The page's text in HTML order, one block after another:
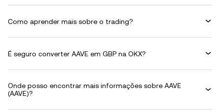
Como aprender mais sobre o trading?
É seguro converter AAVE em GBP na OKX?
Onde posso encontrar mais informações sobre AAVE
(AAVE)?